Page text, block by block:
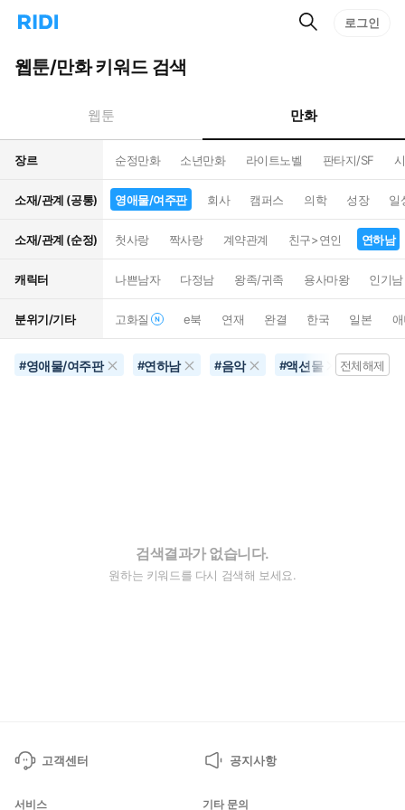
리
홈
으
턴
트
검
로그인
웹툰/만화 키워드 검색
웹툰 만화
장르 순정만화 소년만화 라이트노벨 판타지/SF
소재/관계 (공통) 영애물/여주판 회사 캠퍼스 의학 성장 일
소재/관계 (순정) 첫사랑 짝사랑 계약관계 친구>연인 연하남
캐릭터 나쁜남자 다정남 왕족/귀족 용사마왕 인기남
분위기/기타 고화질 e북 연재 완결 한국 일본
#영애물/여주판 #연하남 #음악 #액션물 #30권
전체해제
검색결과가 없습니다.
원하는 키워드를 다시 검색해 보세요.
고객센터 공지사항
서비스 기타 문의